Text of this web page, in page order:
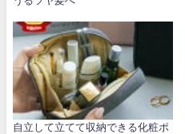
自立して立てて収納できる化粧ポ